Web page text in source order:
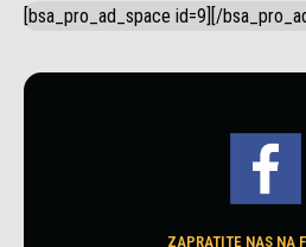
[bsa_pro_ad_space id=9][/
ZAPRATITE NAS NA